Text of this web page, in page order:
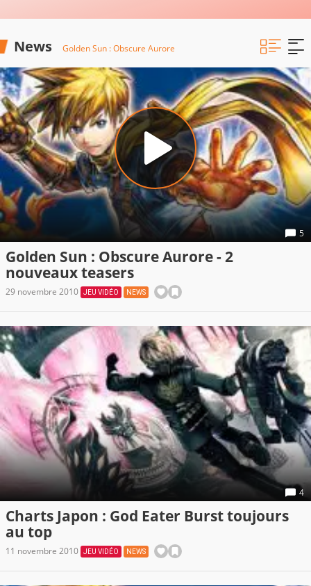
News Golden Sun : Obscure Aurore
5
Golden Sun : Obscure Aurore - 2
nouveaux teasers
29 novembre 2010 JEU VIDÉO NEWS
4
Charts Japon : God Eater Burst toujours
au top
11 novembre 2010 JEU VIDÉO NEWS